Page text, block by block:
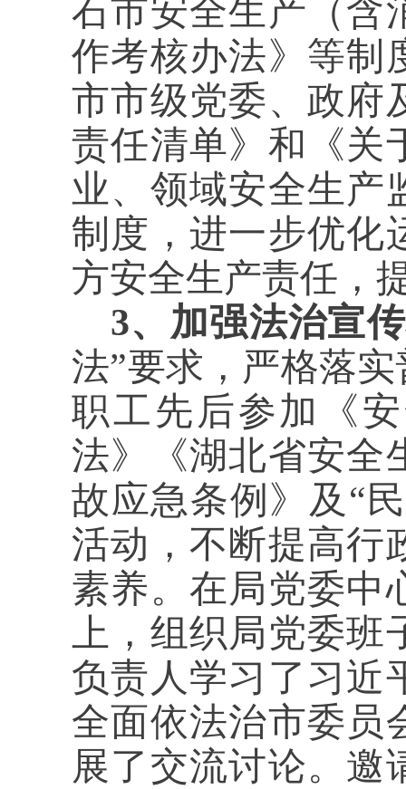
石市安全生产（含
作考核办法》等制
市市级党委、政府
责任清单》和《关
业、领域安全生产
制度，进一步优化
方安全生产责任，
3、加强法治宣
法”要求，严格落
职工先后参加《
法》《湖北省安全
故应急条例》及“
活动，不断提高行
素养。在局党委中
上，组织局党委
负责人学习了习近
全面依法治市委员
展了交流讨论。 邀